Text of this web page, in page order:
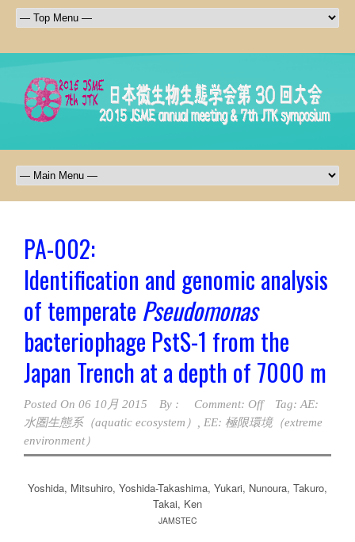
PA-002:
Identification and genomic analysis
of temperate Pseudomonas
bacteriophage PstS-1 from the
Japan Trench at a depth of 7000 m
Posted On 06 10月 2015 By : Comment: Off Tag: AE:
水圏生態系（aquatic ecosystem）
EE: 極限環境（extreme
environment）
Yoshida, Mitsuhiro, Yoshida-Takashima, Yukari, Nunoura, Takuro,
Takai, Ken
JAMSTEC